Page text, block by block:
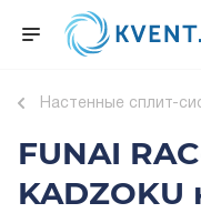
Настенные сплит-
FUNAI
KADZOKU